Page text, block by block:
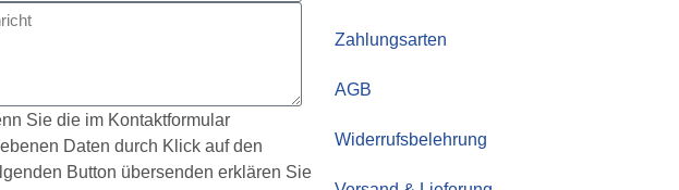
Sie die im Kontaktformular
Daten durch Klick auf den
Button übersenden erklären Sie
Zahlungsarten
AGB
Widerrufsbelehrung